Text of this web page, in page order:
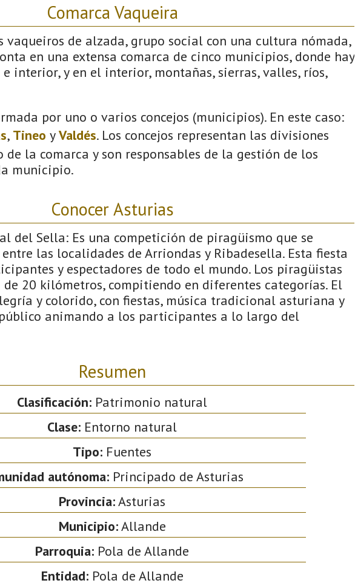
Comarca Vaqueira
vaqueiros de alzada, grupo social con una cultura nómada,
en una extensa comarca de cinco municipios, donde hay
interior, y en el interior, montañas, sierras, valles, ríos,
por uno o varios concejos (municipios). En este caso:
, Tineo yValdés. Los concejos representan las divisiones
la comarca y son responsables de la gestión de los
municipio.
Conocer Asturias
del Sella: Es una competición de piragüismo que se
las localidades de Arriondas y Ribadesella. Esta fiesta
y espectadores de todo el mundo. Los piragüistas
20 kilómetros, compitiendo en diferentes categorías. El
y colorido, con fiestas, música tradicional asturiana y
animando a los participantes a lo largo del
Resumen
Clasificación: Patrimonio natural
Clase: Entorno natural
Tipo: Fuentes
autónoma: Principado de Asturias
Provincia:Asturias
Municipio:Allande
Parroquia: Pola de Allande
Entidad:Pola de Allande